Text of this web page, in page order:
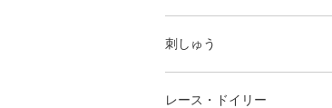
刺しゅう
レース・ドイリー